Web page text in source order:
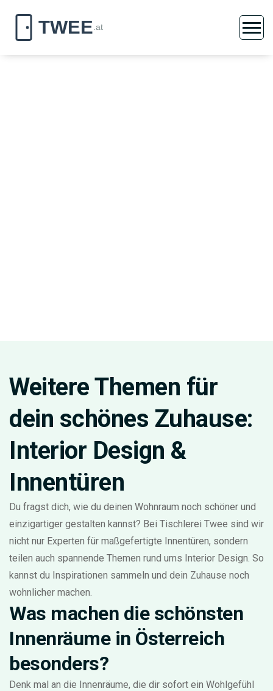
Weitere Themen für
dein schönes Zuhause:
Interior Design &
Innentüren
Du fragst dich, wie du deinen Wohnraum noch schöner und
einzigartiger gestalten kannst? Bei Tischlerei Twee sind wir
nicht nur Experten für maßgefertigte Innentüren, sondern
teilen auch spannende Themen rund ums Interior Design. So
kannst du Inspirationen sammeln und dein Zuhause noch
wohnlicher machen.
Was machen die schönsten
Innenräume in Österreich
besonders?
Denk mal an die Innenräume, die dir sofort ein Wohlgefühl